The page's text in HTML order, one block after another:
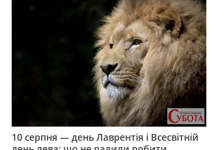
10 серпня — день Лаврентія і Всесвітній